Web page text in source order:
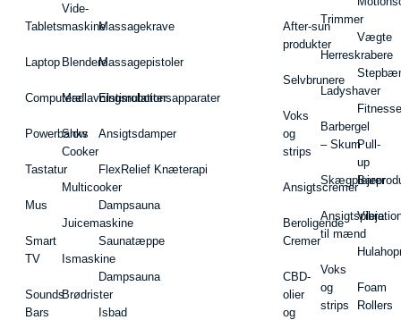
Tablets
Laptop
Computere
Powerbanks
Tastatur
Mus
Smart
TV
Sounds
Bars
Vide-
maskine
Blendere
Madlavningsrobotter
Slow
Cooker
Multicooker
Juicemaskine
Ismaskine
Brødrister
Massagekrave
Massagepistoler
Elstimulationsapparater
Ansigtsdamper
FlexRelief Knæterapi
Dampsauna
Saunatæppe
Dampsauna
Isbad
After-sun
produkter
Selvbrunere
Voks
og
strips
Ansigtscremer
Beroligende
Cremer
CBD-
olier
og
Trimmer
Herreskrabere
Ladyshaver
Barbergel
– Skum
Ansigtspleje
til mænd
Voks
og
strips
Vægte
Pull-
up
Barer
Foam
Rollers